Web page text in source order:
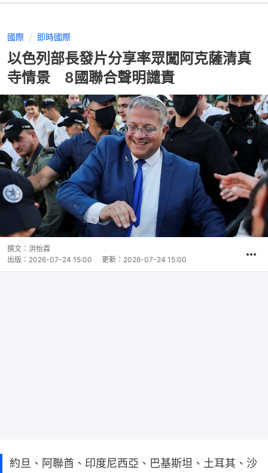
國際 即時國際
以色列部長發片分享率眾闖阿克薩清真
寺情景 8國聯合聲明譴責
撰文： 洪怡霖
出版： 2026-07-24 15:00 更新： 2026-07-24 15:00
約旦、阿聯酋、印度尼西亞、巴基斯坦、土耳其、沙